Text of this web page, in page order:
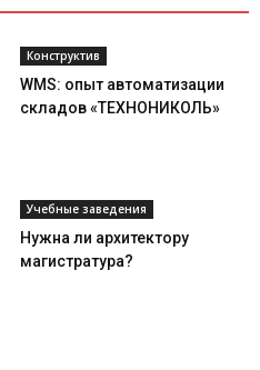
Конструктив
WMS: опыт автоматизации
складов «ТЕХНОНИКОЛЬ»
Учебные заведения
Нужна ли архитектору
магистратура?